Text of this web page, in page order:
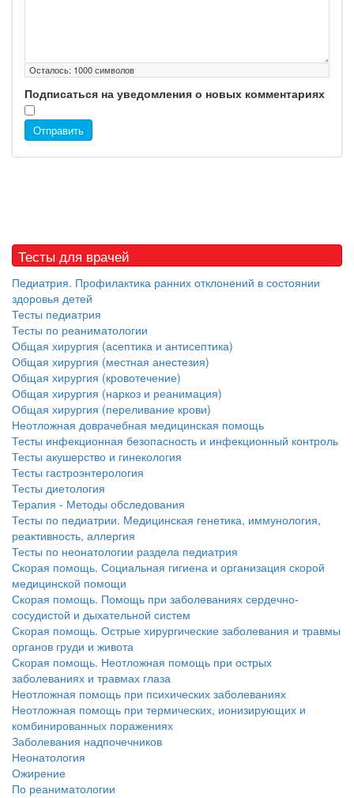
Осталось: 1000символов
Подписаться на уведомления о новых комментариях
Отправить
Тесты для врачей
Педиатрия. Профилактика ранних отклонений в состоянии
здоровья детей
Тесты педиатрия
Тесты по реаниматологии
Общая хирургия (асептика и антисептика)
Общая хирургия (местная анестезия)
Общая хирургия (кровотечение)
Общая хирургия (наркоз и реанимация)
Общая хирургия (переливание крови)
Неотложная доврачебная медицинская помощь
Тесты инфекционная безопасность и инфекционный контроль
Тесты акушерство и гинекология
Тесты гастроэнтерология
Тесты диетология
Терапия - Методы обследования
Тесты по педиатрии. Медицинская генетика, иммунология,
реактивность, аллергия
Тесты по неонатологии раздела педиатрия
Скорая помощь. Социальная гигиена и организация скорой
медицинской помощи
Скорая помощь. Помощь при заболеваниях сердечно-
сосудистой и дыхательной систем
Скорая помощь. Острые хирургические заболевания и травмы
органов груди и живота
Скорая помощь. Неотложная помощь при острых
заболеваниях и травмах глаза
Неотложная помощь при психических заболеваниях
Неотложная помощь при термических, ионизирующих и
комбинированных поражениях
Заболевания надпочечников
Неонатология
Ожирение
По реаниматологии